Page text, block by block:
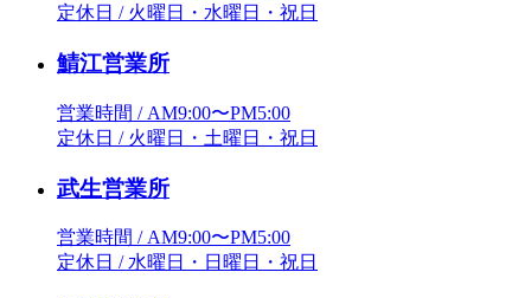
定休日 / 火曜日・水曜日・祝日
鯖江営業所
営業時間 / AM9:00〜PM5:00
定休日 / 火曜日・土曜日・祝日
武生営業所
営業時間 / AM9:00〜PM5:00
定休日 / 水曜日・日曜日・祝日